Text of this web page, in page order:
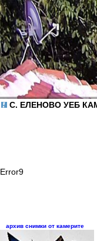
С. ЕЛЕНОВО УЕБ
Error9
архив снимки от камерите